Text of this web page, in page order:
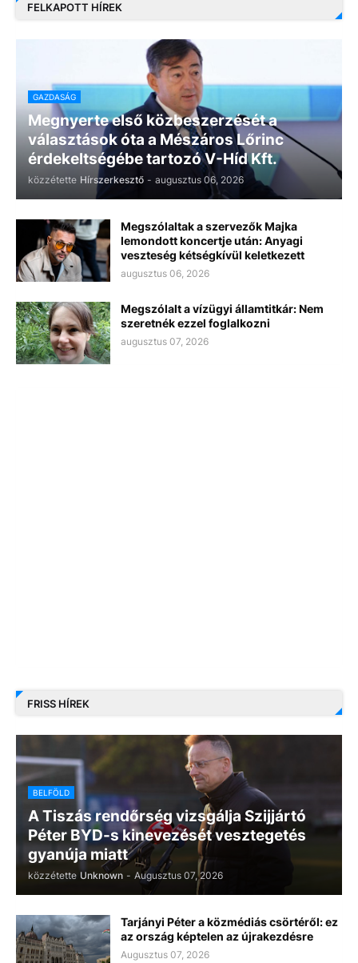
FELKAPOTT HÍREK
GAZDASÁG
Megnyerte első közbeszerzését a
választások óta a Mészáros Lőrinc
érdekeltségébe tartozó V-Híd Kft.
közzétette Hírszerkesztő - augusztus 06, 2026
Megszólaltak a szervezők Majka
lemondott koncertje után: Anyagi
veszteség kétségkívül keletkezett
augusztus 06, 2026
Megszólalt a vízügyi államtitkár: Nem
szeretnék ezzel foglalkozni
augusztus 07, 2026
FRISS HÍREK
BELFÖLD
A Tiszás rendőrség vizsgálja Szijjártó
Péter BYD-s kinevezését vesztegetés
gyanúja miatt
közzétette Unknown - Augusztus 07, 2026
Tarjányi Péter a közmédiás csörtéről: ez
az ország képtelen az újrakezdésre
Augusztus 07, 2026